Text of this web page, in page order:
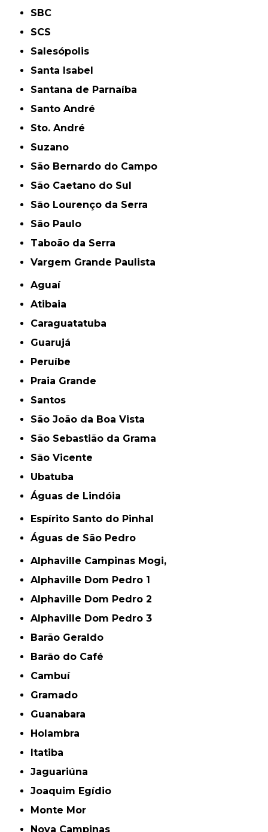
SBC
SCS
Salesópolis
Santa Isabel
Santana de Parnaíba
Santo André
Sto. André
Suzano
São Bernardo do Campo
São Caetano do Sul
São Lourenço da Serra
São Paulo
Taboão da Serra
Vargem Grande Paulista
Aguaí
Atibaia
Caraguatatuba
Guarujá
Peruíbe
Praia Grande
Santos
São João da Boa Vista
São Sebastião da Grama
São Vicente
Ubatuba
Águas de Lindóia
Espírito Santo do Pinhal
Águas de São Pedro
Alphaville Campinas Mogi,
Alphaville Dom Pedro 1
Alphaville Dom Pedro 2
Alphaville Dom Pedro 3
Barão Geraldo
Barão do Café
Cambuí
Gramado
Guanabara
Holambra
Itatiba
Jaguariúna
Joaquim Egídio
Monte Mor
Nova Campinas